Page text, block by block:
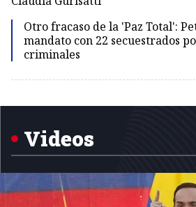
Otro fracaso de la 'Paz Total':
mandato con 22 secuestrados
criminales
Videos